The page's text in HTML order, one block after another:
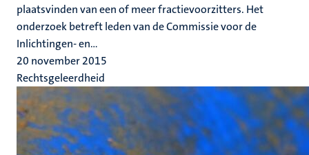
plaatsvinden van een of meer fractievoorzitters. Het
onderzoek betreft leden van de Commissie voor de
Inlichtingen- en...
20 november 2015
Rechtsgeleerdheid